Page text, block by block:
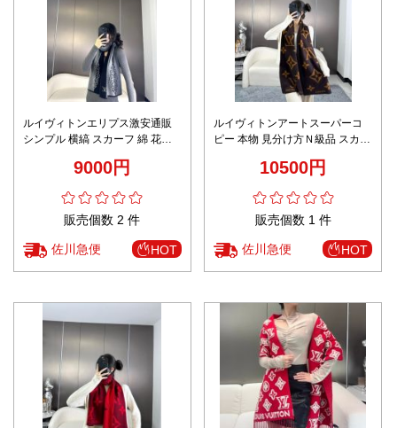
ルイヴィトンエリプス激安通販
シンプル 横縞 スカーフ 綿 花柄
9000円
販売個数 2 件
佐川急便 HOT
ルイヴィトンアートスーパーコ
ピー 本物 見分け方Ｎ級品 スカー
10500円
販売個数 1 件
佐川急便 HOT